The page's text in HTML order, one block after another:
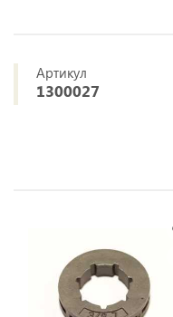
Артикул
1300027